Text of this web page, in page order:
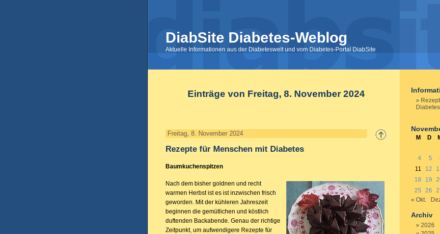
DiabSite Diabetes-Weblog
Aktuelle Informationen aus der Diabeteswelt und vom Diabetes-Portal DiabSite
Einträge von Freitag, 8. November 2024
Freitag, 8. November 2024
Rezepte für Menschen mit Diabetes
Baumkuchenspitzen
Nach dem bisher goldnen und recht
warmen Herbst ist es ist inzwischen frisch
geworden. Mit der kühleren Jahreszeit
beginnen die gemütlichen und köstlich
duftenden Backabende. Genau der richtige
Zeitpunkt, um aufwendigere Rezepte für
Diabetes
M D
4
5
11
12
18
19
25
26
« Okt.
Archiv
2026